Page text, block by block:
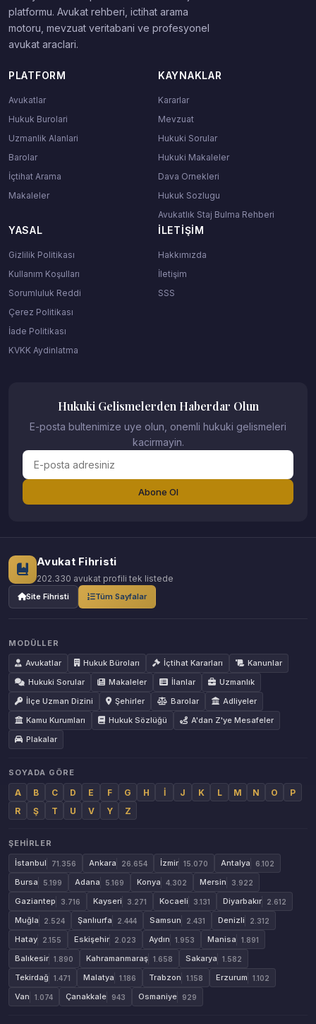
platformu. Avukat rehberi, ictihat arama
motoru, mevzuat veritabani ve profesyonel
avukat araclari.
PLATFORM
Avukatlar
Hukuk Burolari
Uzmanlik Alanlari
Barolar
İçtihat Arama
Makaleler
KAYNAKLAR
Kararlar
Mevzuat
Hukuki Sorular
Hukuki Makaleler
Dava Ornekleri
Hukuk Sozlugu
Avukatlık Staj Bulma Rehberi
YASAL
Gizlilik Politikası
Kullanım Koşulları
Sorumluluk Reddi
Çerez Politikası
İade Politikası
KVKK Aydinlatma
İLETIŞIM
Hakkımızda
İletişim
SSS
Hukuki Gelismelerden Haberdar Olun
E-posta bultenimize uye olun, onemli hukuki gelismeleri
kacirmayin.
Abone Ol
Avukat Fihristi
202.330 avukat profili tek listede
Site Fihristi Tüm Sayfalar
MODÜLLER
Avukatlar
Hukuk Büroları İçtihat Kararları
Kanunlar
Hukuki Sorular
Makaleler İlanlar
Uzmanlık
İlçe Uzman Dizini
Şehirler Barolar
Adliyeler
Kamu Kurumları
Hukuk Sözlüğü
A'dan Z'ye Mesafeler
Plakalar
SOYADA GÖRE
A B C D E F G H İ J K L M N O
P
R
Ş T U V Y Z
ŞEHIRLER
İstanbul
71.356 Ankara 26.654 İzmir 15.070 Antalya 6.102
Bursa 5.199 Adana 5.169 Konya 4.302 Mersin 3.922
Gaziantep 3.716 Kayseri 3.271 Kocaeli 3.131 Diyarbakır 2.612
Muğla 2.524 Şanlıurfa 2.444 Samsun 2.431 Denizli 2.312
Hatay 2.155 Eskişehir 2.023 Aydın 1.953 Manisa 1.891
Balıkesir 1.890 Kahramanmaraş 1.658 Sakarya 1.582
Tekirdağ 1.471 Malatya 1.186 Trabzon 1.158 Erzurum 1.102
Van 1.074 Çanakkale 943 Osmaniye 929